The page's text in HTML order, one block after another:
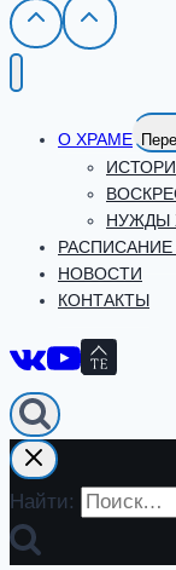
О ХРАМЕ
НУЖДЫ
НОВОСТИ
КОНТАКТЫ
Найти: